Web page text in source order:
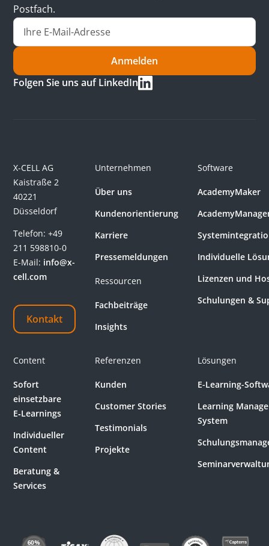
Postfach.
Anmelden
Folgen Sie uns auf LinkedIn
X-CELL AG
Kaistraße 2
40221
Düsseldorf
Telefon:+49
211 598810-0
E-Mail: info@x-
cell.com
Kontakt
Unternehmen
Über uns
Kundenorientierung
Karriere
Pressemeldungen
Ressourcen
Fachbeiträge
Insights
Software
AcademyMaker
Individuelle
Lizenzen und
Schulungen &
Content
Sofort
einsetzbare
E‑Learnings
Individueller
Content
Beratung &
Services
Referenzen
Kunden
Customer Stories
Testimonials
Projekte
Lösungen
E-Learning-
Learning
System